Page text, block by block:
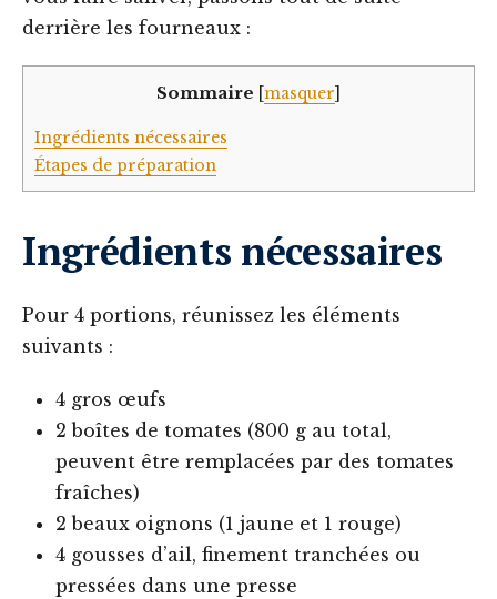
derrière les fourneaux :
Sommaire masquer
Ingrédients nécessaires
Étapes de préparation
Ingrédients nécessaires
Pour 4 portions, réunissez les éléments
suivants :
4 gros œufs
2 boîtes de tomates (800 g au total,
peuvent être remplacées par des tomates
fraîches)
2 beaux oignons (1 jaune et 1 rouge)
4 gousses d’ail, finement tranchées ou
pressées dans une presse